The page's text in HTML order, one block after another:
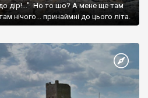
дір!..." Но то шо? А мене ще там
нічого... принаймні до цього літа.